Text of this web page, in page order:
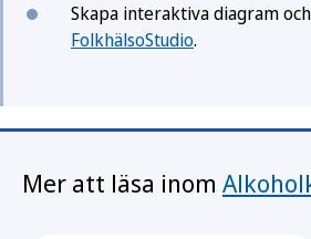
Skapa interaktiva diagram
FolkhälsoStudio.
Mer att läsa inom